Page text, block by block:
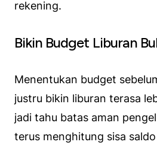
rekening.
Bikin Budget Liburan
Menentukan budget
justru bikin liburan terasa
jadi tahu batas aman
terus menghitung sisa